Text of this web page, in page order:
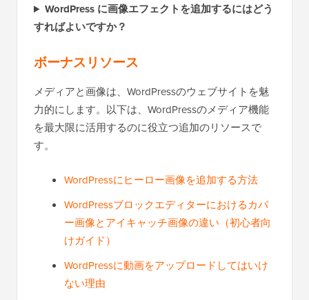
WordPress に画像エフェクトを追加するにはどう
すればよいですか？
ボーナスリソース
メディアと画像は、WordPressのウェブサイトを魅
力的にします。以下は、WordPressのメディア機能
を最大限に活用するのに役立つ追加のリソースで
す。
WordPressにヒーロー画像を追加する方法
WordPressブロックエディターにおけるカバ
ー画像とアイキャッチ画像の違い（初心者向
けガイド）
WordPressに動画をアップロードしてはいけ
ない理由